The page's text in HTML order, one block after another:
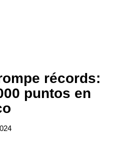
récords:
puntos en